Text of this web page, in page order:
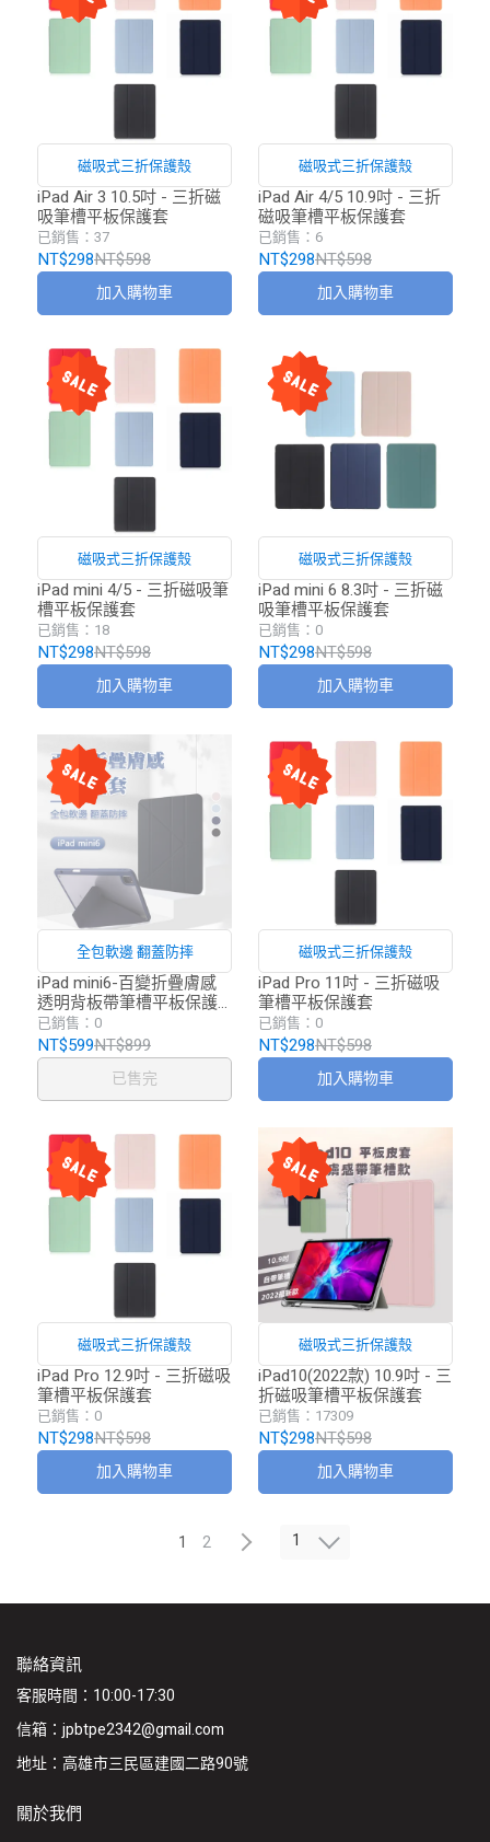
磁吸式三折保護殼
iPad Air 3 10.5吋 - 三折磁
吸筆槽平板保護套
已銷售：37
NT$298NT$598
加入購物車
磁吸式三折保護殼
iPad Air 4/5 10.9吋 - 三折
磁吸筆槽平板保護套
已銷售：6
NT$298NT$598
加入購物車
磁吸式三折保護殼
iPad mini 4/5 - 三折磁吸筆
槽平板保護套
已銷售：18
NT$298NT$598
加入購物車
磁吸式三折保護殼
iPad mini 6 8.3吋 - 三折磁
吸筆槽平板保護套
已銷售：0
NT$298NT$598
加入購物車
全包軟邊 翻蓋防摔
iPad mini6-百變折疊膚感
透明背板帶筆槽平板保護
套
已銷售：0
NT$599NT$899
已售完
磁吸式三折保護殼
iPad Pro 11吋 - 三折磁吸
筆槽平板保護套
已銷售：0
NT$298NT$598
加入購物車
磁吸式三折保護殼
iPad Pro 12.9吋 - 三折磁吸
筆槽平板保護套
已銷售：0
NT$298NT$598
加入購物車
磁吸式三折保護殼
iPad10(2022款) 10.9吋 - 三
折磁吸筆槽平板保護套
已銷售：17309
NT$298NT$598
加入購物車
1 2 1
聯絡資訊
客服時間：10:00-17:30
信箱：jpbtpe2342@gmail.com
地址：高雄市三民區建國二路90號
關於我們